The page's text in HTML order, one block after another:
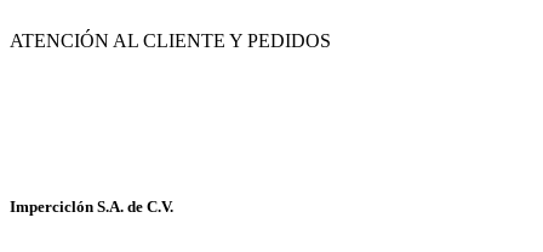
ATENCIÓN AL CLIENTE Y PEDIDOS
Imperciclón S.A. de C.V.